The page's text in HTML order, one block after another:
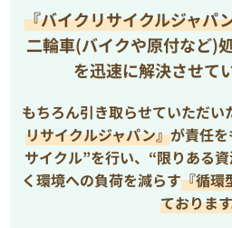
『バイクリサイクルジャパ
二輪車(バイクや原付など)
を迅速に解決させて
もちろん引き取らせていただい
リサイクルジャパン』が責任を
サイクル”を行い、 “限りある
く環境への負荷を減らす『循環
ておりま